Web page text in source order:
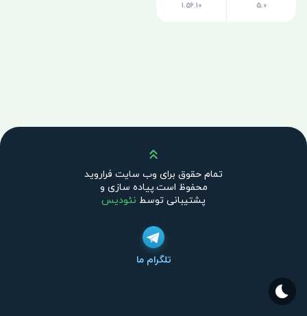
5.0
1.56.10
بالا
تمام حقوق برای وب سایت فراروید
محفوظ است.پیاده سازی و
پشتیبانی توسط نئودیس
تلگرام ما